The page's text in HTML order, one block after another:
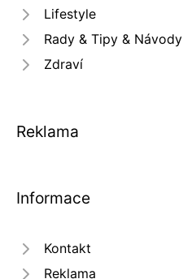
Lifestyle
Rady & Tipy & Návody
Zdraví
Reklama
Informace
Kontakt
Reklama